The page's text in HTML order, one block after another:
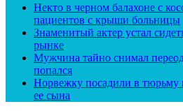
Некто в черном балахоне с
пациентов с крыши больницы
Знаменитый актер устал
рынке
Мужчина тайно снимал
попался
Норвежку посадили в тюрьму
ее сына